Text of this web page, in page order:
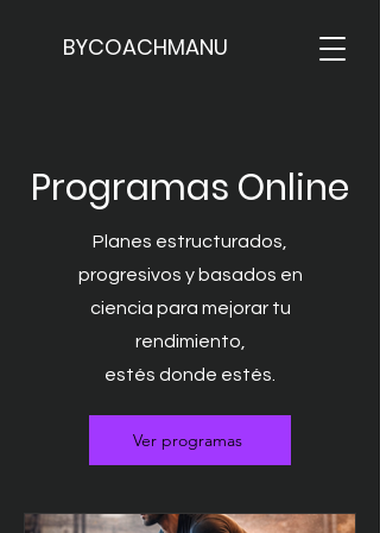
BYCOACHMANU
Programas Online
Planes estructurados,
progresivos y basados en
ciencia para mejorar tu
rendimiento,
estés donde estés.
Ver programas